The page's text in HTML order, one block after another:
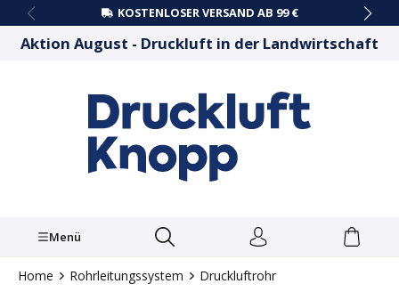
springen KOSTENLOSER VERSAND AB 99 €
Aktion August - Druckluft in der Landwirtschaft
Menü
Home Rohrleitungssystem Druckluftrohr